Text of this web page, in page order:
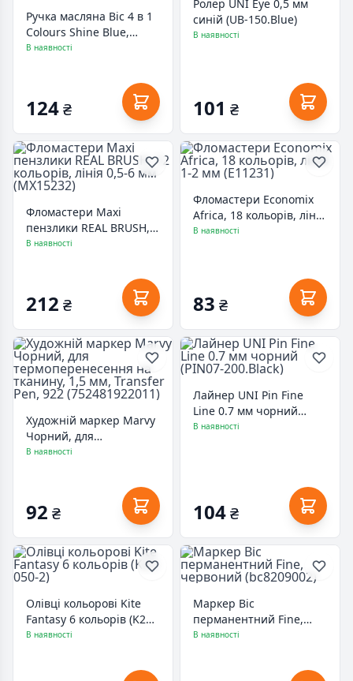
Ручка масляна Bic 4 в 1
Colours Shine Blue,
голубая (bc982874)
В наявності
124₴
Ролер UNI Eye 0,5 мм
синій (UB-150.Blue)
В наявності
101 ₴
Фломастери Maxi
пензлики REAL BRUSH,
12 кольорів, лінія 0,5-6
В наявності
212 ₴
Фломастери Economix
Africa, 18 кольорів, лінія
1-2 мм (E11231)
В наявності
83 ₴
Художній маркер Marvy
Чорний, для
термоперенесення на
В наявності
92 ₴
Лайнер UNI Pin Fine
Line 0.7 мм чорний
(PIN07-200.Black)
В наявності
104₴
Олівці кольорові Kite
Fantasy 6 кольорів (K22-
050-2)
В наявності
Маркер Bic
перманентний Fine,
червоний (bc8209002)
В наявності